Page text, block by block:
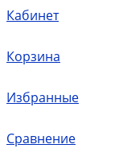
Кабинет
Корзина
Избранные
Сравнение